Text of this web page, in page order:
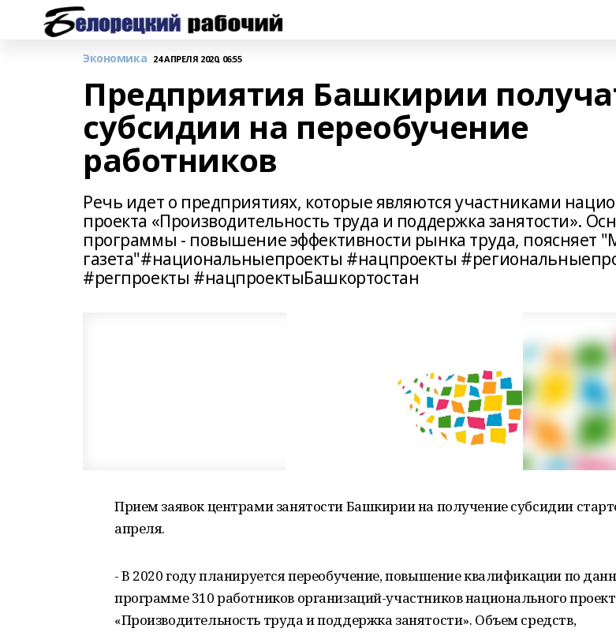
Экономика 24 АПРЕЛЯ 2020, 06:55
Предприятия Башкирии
субсидии на переобучение
работников
Речь идет о предприятиях, которые являются участниками
проекта «Производительность труда и поддержка занятости».
программы - повышение эффективности рынка труда, поясняет
газета"#национальныепроекты #нацпроекты
#регпроекты #нацпроектыБашкортостан
Прием заявок центрами занятости Башкирии на получение субсидии
апреля.
- В 2020 году планируется переобучение, повышение квалификации по
программе 310 работников организаций-участников национального
«Производительность труда и поддержка занятости». Объем средств,